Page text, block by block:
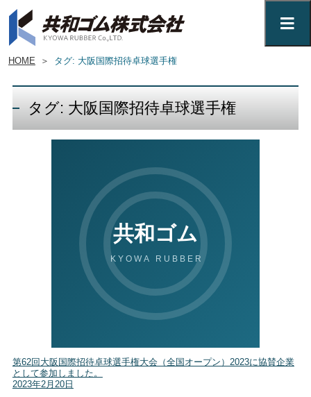
HOME ＞ タグ: 大阪国際招待卓球選手権
タグ: 大阪国際招待卓球選手権
第62回大阪国際招待卓球選手権大会（全国オープン）2023に協賛企業
として参加しました。
2023年2月20日